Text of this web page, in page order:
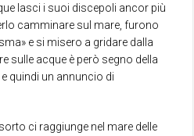
lasci i suoi discepoli ancor più
camminare sul mare, furono
e si misero a gridare dalla
sulle acque è però segno della
quindi un annuncio di
ci raggiunge nel mare delle